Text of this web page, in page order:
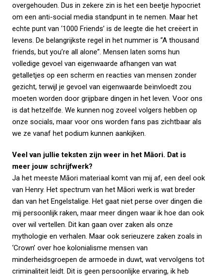
overgehouden. Dus in zekere zin is het een beetje hypocriet
om een anti-social media standpunt in te nemen. Maar het
echte punt van ‘1000 Friends’ is de leegte die het creëert in
levens. De belangrijkste regel in het nummer is “A thousand
friends, but you’re all alone”. Mensen laten soms hun
volledige gevoel van eigenwaarde afhangen van wat
getalletjes op een scherm en reacties van mensen zonder
gezicht, terwijl je gevoel van eigenwaarde beïnvloedt zou
moeten worden door grijpbare dingen in het leven. Voor ons
is dat hetzelfde. We kunnen nog zoveel volgers hebben op
onze socials, maar voor ons worden fans pas zichtbaar als
we ze vanaf het podium kunnen aankijken.
Veel van jullie teksten zijn weer in het Māori. Dat is
meer jouw schrijfwerk?
Ja het meeste Māori materiaal komt van mij af, een deel ook
van Henry. Het spectrum van het Māori werk is wat breder
dan van het Engelstalige. Het gaat niet perse over dingen die
mij persoonlijk raken, maar meer dingen waar ik hoe dan ook
over wil vertellen. Dit kan gaan over zaken als onze
mythologie en verhalen. Maar ook serieuzere zaken zoals in
‘Crown’ over hoe kolonialisme mensen van
minderheidsgroepen de armoede in duwt, wat vervolgens tot
criminaliteit leidt. Dit is geen persoonlijke ervaring, ik heb